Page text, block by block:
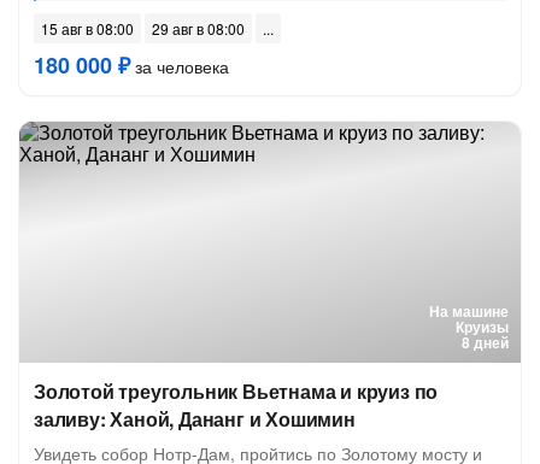
15 авг в 08:00 29 авг в 08:00
180 000 ₽за человека
На машине
Круизы
8 дней
Золотой треугольник Вьетнама и круиз по
заливу: Ханой, Дананг и Хошимин
Увидеть собор Нотр-Дам, пройтись по Золотому мосту и